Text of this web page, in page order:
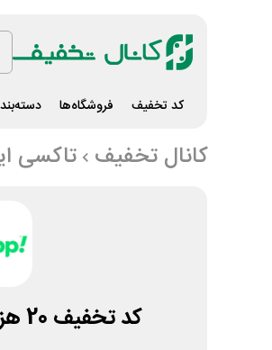
کد تخفیف فروشگاه‌ها
کانال تخفیف تاکسی
کد تخفیف 20 هزار تومانی اسنپ ویژه کرایه نیسان